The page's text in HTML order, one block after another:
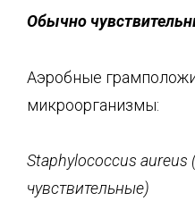
Обычно
Аэробные
микроорганизмы:
Staphylococcus aureus
чувствительные)